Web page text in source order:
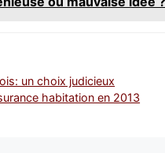
un choix judicieux
habitation en 2013